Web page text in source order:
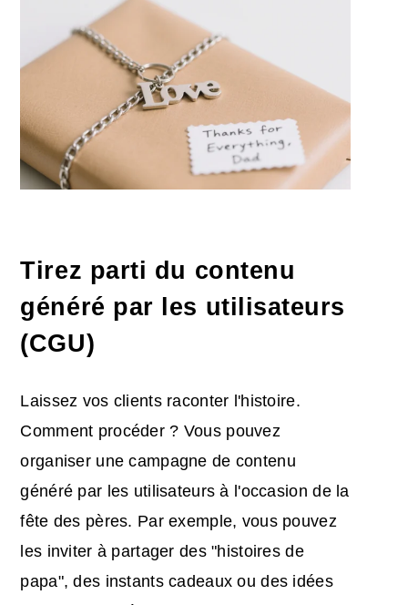
Tirez parti du contenu
généré par les utilisateurs
(CGU)
Laissez vos clients raconter l'histoire.
Comment procéder ? Vous pouvez
organiser une campagne de contenu
généré par les utilisateurs à l'occasion de la
fête des pères. Par exemple, vous pouvez
les inviter à partager des "histoires de
papa", des instants cadeaux ou des idées